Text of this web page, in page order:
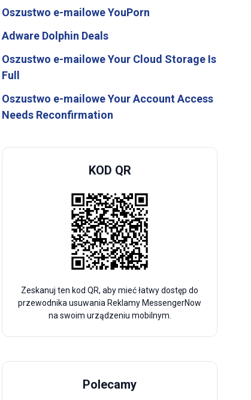
Oszustwo e-mailowe YouPorn
Adware Dolphin Deals
Oszustwo e-mailowe Your Cloud Storage Is
Full
Oszustwo e-mailowe Your Account Access
Needs Reconfirmation
KOD QR
Zeskanuj ten kod QR, aby mieć łatwy dostęp do
przewodnika usuwania Reklamy MessengerNow
na swoim urządzeniu mobilnym.
Polecamy